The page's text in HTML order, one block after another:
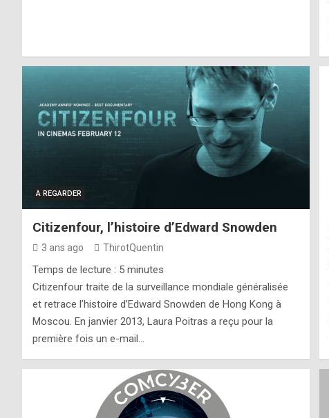
A REGARDER
Citizenfour, l’histoire d’Edward Snowden
3 ans ago ThirotQuentin
Temps de lecture : 5 minutes
Citizenfour traite de la surveillance mondiale généralisée
et retrace l’histoire d’Edward Snowden de Hong Kong à
Moscou. En janvier 2013, Laura Poitras a reçu pour la
première fois un e-mail…